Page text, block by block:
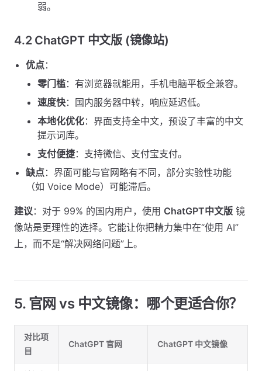
弱。
4.2 ChatGPT 中文版 (镜像站)
优点：
零门槛：有浏览器就能用，手机电脑平板全兼容。
速度快：国内服务器中转，响应延迟低。
本地化优化：界面支持全中文，预设了丰富的中文
提示词库。
支付便捷：支持微信、支付宝支付。
缺点：界面可能与官网略有不同，部分实验性功能
（如 Voice Mode）可能滞后。
建议：对于 99% 的国内用户，使用 ChatGPT中文版 镜
像站是更理性的选择。它能让你把精力集中在“使用 AI”
上，而不是“解决网络问题”上。
5. 官网 vs 中文镜像：哪个更适合你？
对比项
目
ChatGPT 官网 ChatGPT 中文镜像